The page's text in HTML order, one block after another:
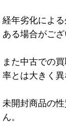
経年劣化によ
ある場合がござ
また中古での
率とは大きく異
未開封商品の
ん。